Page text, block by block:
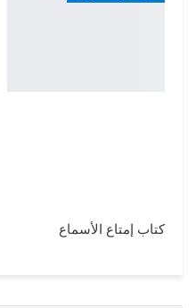
كتاب إمتاع الأسماع